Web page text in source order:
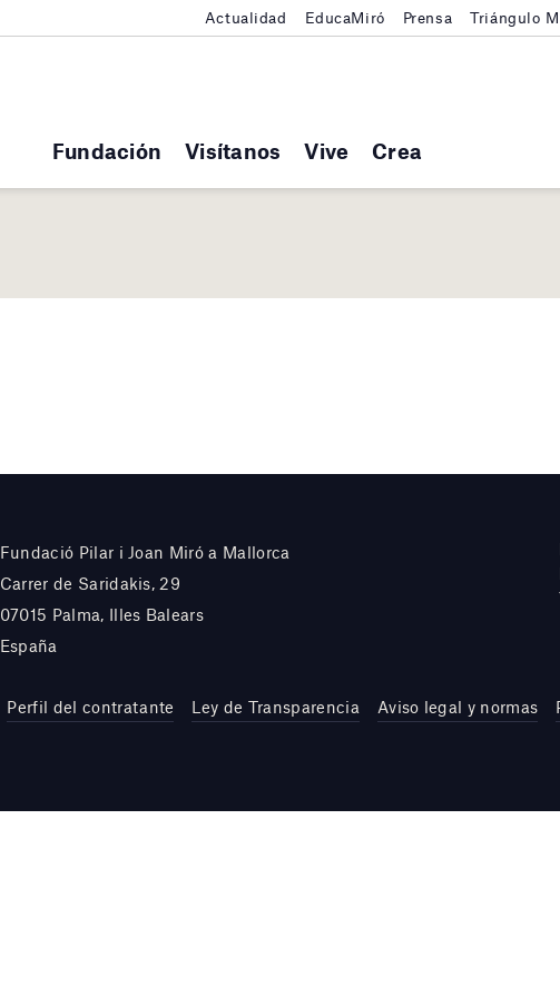
Fundación Visítanos Vive Crea
Actualidad EducaMiró Prensa Triángulo
Fundació Pilar i Joan Miró a Mallorca
Carrer de Saridakis, 29
07015 Palma, Illes Balears
España
Perfil del contratante Ley de Transparencia Aviso legal y normas